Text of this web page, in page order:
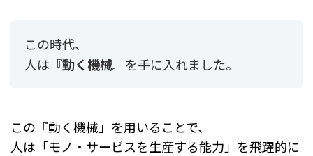
この時代、
人は 『動く機械』 を手に入れました。
この『動く機械」を用いることで、
人は「モノ・サービスを生産する能力」を飛躍的に